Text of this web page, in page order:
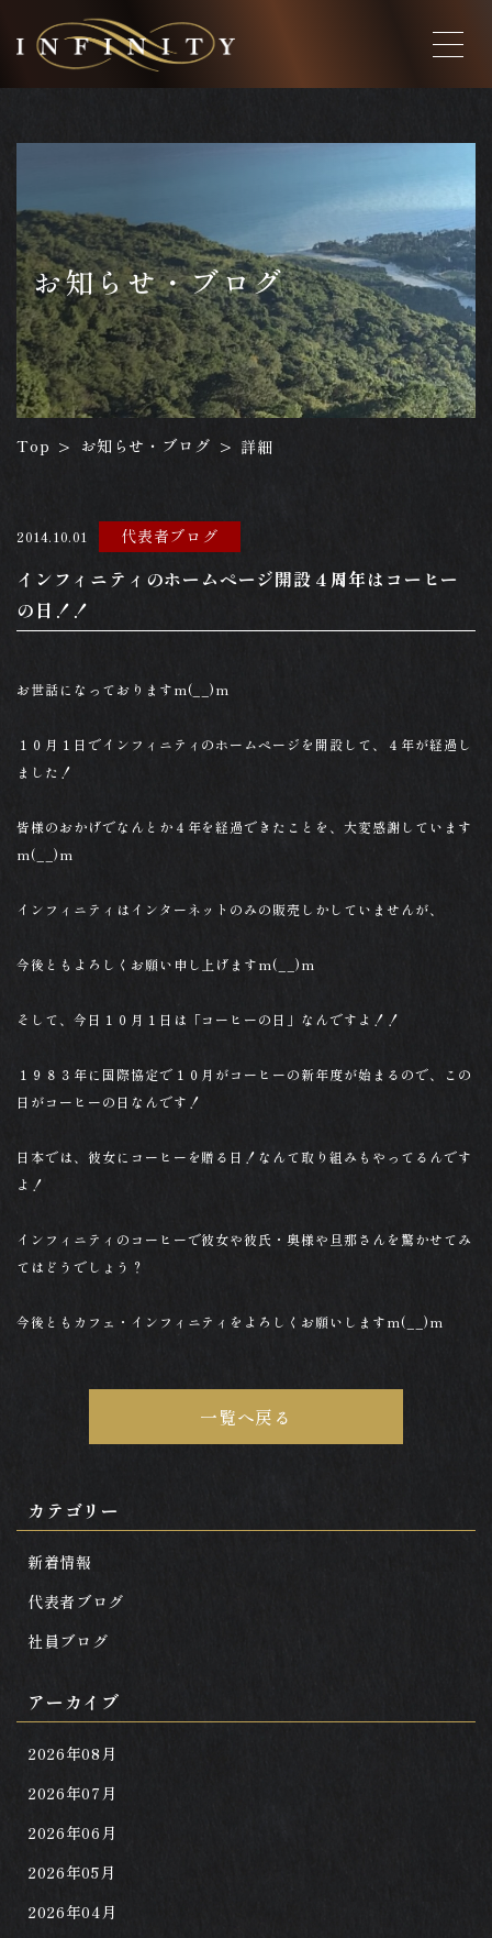
お知らせ・ブログ
Top > お知らせ・ブログ > 詳細
2014.10.01 代表者ブログ
インフィニティのホームページ開設４周年はコーヒー
の日！！
お世話になっておりますm(__)m
１０月１日でインフィニティのホームページを開設して、４年が経過し
ました！
皆様のおかげでなんとか４年を経過できたことを、大変感謝しています
m(__)m
インフィニティはインターネットのみの販売しかしていませんが、
今後ともよろしくお願い申し上げますm(__)m
そして、今日１０月１日は「コーヒーの日」なんですよ！！
１９８３年に国際協定で１０月がコーヒーの新年度が始まるので、この
日がコーヒーの日なんです！
日本では、彼女にコーヒーを贈る日！なんて取り組みもやってるんです
よ！
インフィニティのコーヒーで彼女や彼氏・奥様や旦那さんを驚かせてみ
てはどうでしょう？
今後ともカフェ・インフィニティをよろしくお願いしますm(__)m
一覧へ戻る
カテゴリー
新着情報
代表者ブログ
社員ブログ
アーカイブ
2026年08月
2026年07月
2026年06月
2026年05月
2026年04月